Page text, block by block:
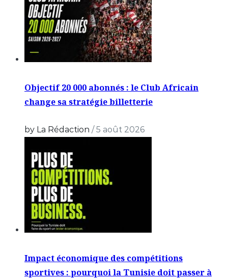
Objectif 20 000 abonnés : le Club Africain
change sa stratégie billetterie
by La Rédaction /5 août 2026
Impact économique des compétitions
sportives : pourquoi la Tunisie doit passer à